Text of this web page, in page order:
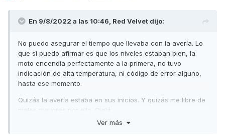
En 9/8/2022 a las 10:46, Red Velvet dijo:
No puedo asegurar el tiempo que llevaba con la avería. Lo
que sí puedo afirmar es que los niveles estaban bien, la
moto encendía perfectamente a la primera, no tuvo
indicación de alta temperatura, ni código de error alguno,
hasta ese momento.
Quizás la avería estaba en sus inicios. Y quizás me libre de
males mayores por ello. Ojalá.
Ver más